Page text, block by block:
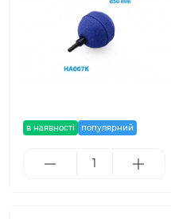
в наявності популярний